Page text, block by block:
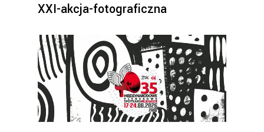
XXI-akcja-fotograficzna